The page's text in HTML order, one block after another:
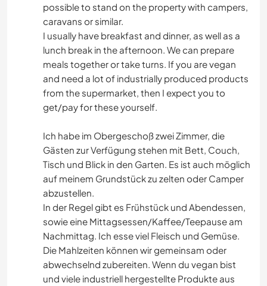
possible to stand on the property with campers,
caravans or similar.
I usually have breakfast and dinner, as well as a
lunch break in the afternoon. We can prepare
meals together or take turns. If you are vegan
and need a lot of industrially produced products
from the supermarket, then I expect you to
get/pay for these yourself.
Ich habe im Obergeschoß zwei Zimmer, die
Gästen zur Verfügung stehen mit Bett, Couch,
Tisch und Blick in den Garten. Es ist auch möglich
auf meinem Grundstück zu zelten oder Camper
abzustellen.
In der Regel gibt es Frühstück und Abendessen,
sowie eine Mittagsessen/Kaffee/Teepause am
Nachmittag. Ich esse viel Fleisch und Gemüse.
Die Mahlzeiten können wir gemeinsam oder
abwechselnd zubereiten. Wenn du vegan bist
und viele industriell hergestellte Produkte aus